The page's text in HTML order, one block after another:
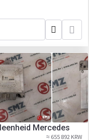
Mercedes
≈ 655 892 KRW